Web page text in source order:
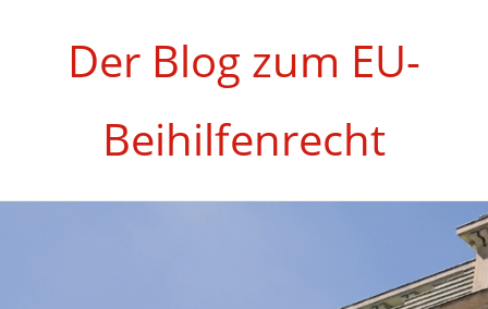
Der Blog zum EU-
Beihilfenrecht